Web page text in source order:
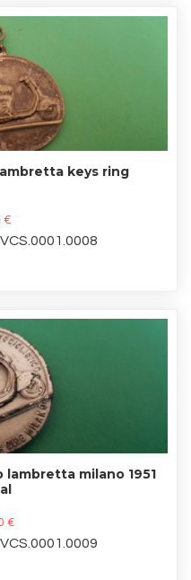
keys ring
€
milano 1951
€